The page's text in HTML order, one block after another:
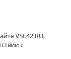
VSE42.RU,
с